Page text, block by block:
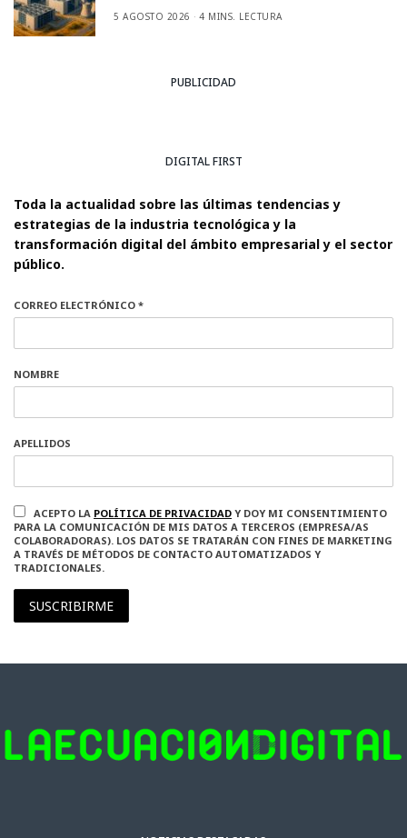
5 AGOSTO 2026 4 MINS. LECTURA
PUBLICIDAD
DIGITAL FIRST
Toda la actualidad sobre las últimas tendencias y
estrategias de la industria tecnológica y la
transformación digital del ámbito empresarial y el sector
público.
CORREO ELECTRÓNICO *
NOMBRE
APELLIDOS
ACEPTO LA POLÍTICA DE PRIVACIDAD Y DOY MI CONSENTIMIENTO
PARA LA COMUNICACIÓN DE MIS DATOS A TERCEROS (EMPRESA/AS
COLABORADORAS). LOS DATOS SE TRATARÁN CON FINES DE MARKETING
A TRAVÉS DE MÉTODOS DE CONTACTO AUTOMATIZADOS Y
TRADICIONALES.
SUSCRIBIRME